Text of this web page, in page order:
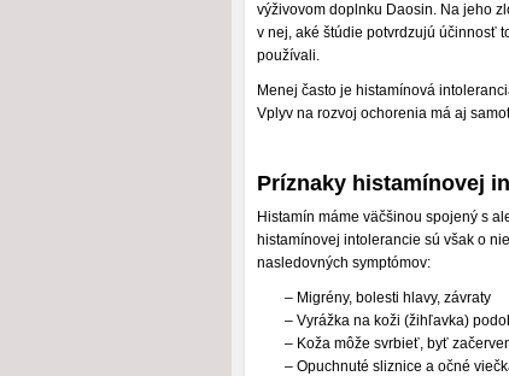
výživovom doplnku Daosin. Na jeho
v nej, aké štúdie potvrdzujú účinnosť
používali.
Menej často je histamínová
Vplyv na rozvoj ochorenia má aj
Príznaky histamínovej
Histamín máme väčšinou spojený s
histamínovej intolerancie sú však o
nasledovných symptómov:
– Migrény, bolesti hlavy, závraty
– Vyrážka na koži (žihľavka)
– Koža môže svrbieť, byť
– Opuchnuté sliznice a očné